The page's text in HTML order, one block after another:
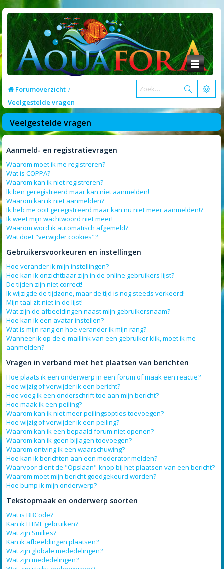
Forumoverzicht
Veelgestelde vragen
Veelgestelde vragen
Aanmeld- en registratievragen
Waarom moet ik me registreren?
Wat is COPPA?
Waarom kan ik niet registreren?
Ik ben geregistreerd maar kan niet aanmelden!
Waarom kan ik niet aanmelden?
Ik heb me ooit geregistreerd maar kan nu niet meer aanmelden!?
Ik weet mijn wachtwoord niet meer!
Waarom word ik automatisch afgemeld?
Wat doet "verwijder cookies"?
Gebruikersvoorkeuren en instellingen
Hoe verander ik mijn instellingen?
Hoe kan ik onzichtbaar zijn in de online gebruikers lijst?
De tijden zijn niet correct!
Ik wijzigde de tijdzone, maar de tijd is nog steeds verkeerd!
Mijn taal zit niet in de lijst!
Wat zijn de afbeeldingen naast mijn gebruikersnaam?
Hoe kan ik een avatar instellen?
Wat is mijn rang en hoe verander ik mijn rang?
Wanneer ik op de e-maillink van een gebruiker klik, moet ik me
aanmelden?
Vragen in verband met het plaatsen van berichten
Hoe plaats ik een onderwerp in een forum of maak een reactie?
Hoe wijzig of verwijder ik een bericht?
Hoe voeg ik een onderschrift toe aan mijn bericht?
Hoe maak ik een peiling?
Waarom kan ik niet meer peilingsopties toevoegen?
Hoe wijzig of verwijder ik een peiling?
Waarom kan ik een bepaald forum niet openen?
Waarom kan ik geen bijlagen toevoegen?
Waarom ontving ik een waarschuwing?
Hoe kan ik berichten aan een moderator melden?
Waarvoor dient de "Opslaan"-knop bij het plaatsen van een bericht?
Waarom moet mijn bericht goedgekeurd worden?
Hoe bump ik mijn onderwerp?
Tekstopmaak en onderwerp soorten
Wat is BBCode?
Kan ik HTML gebruiken?
Wat zijn Smilies?
Kan ik afbeeldingen plaatsen?
Wat zijn globale mededelingen?
Wat zijn mededelingen?